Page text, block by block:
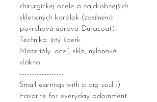
chirurgickej ocele a najdrobnejších
sklenených korálok (zosilnená
povrchová úprava Duracoat).
Technika: šitý šperk.
Materiály: oceľ, sklo, nylonové
vlákno.
------------------
Small earrings with a big soul :)
Favorite for everyday adornment.